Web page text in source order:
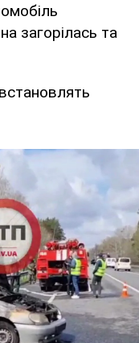
загорілась та